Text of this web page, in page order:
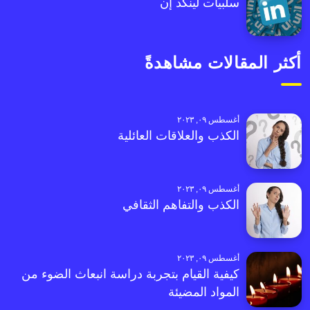
سلبيات لينكد إن
أكثر المقالات مشاهدةً
أغسطس ٠٩, ٢٠٢٣
الكذب والعلاقات العائلية
أغسطس ٠٩, ٢٠٢٣
الكذب والتفاهم الثقافي
أغسطس ٠٩, ٢٠٢٣
كيفية القيام بتجربة دراسة انبعاث الضوء من
المواد المضيئة